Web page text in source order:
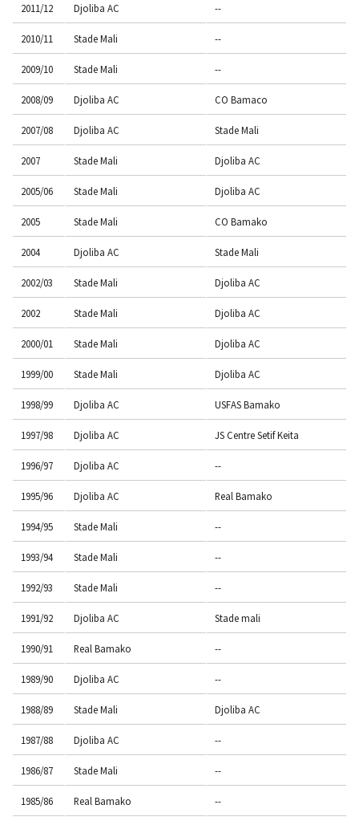
2011/12 Djoliba AC --
2010/11 Stade Mali --
2009/10 Stade Mali --
2008/09 Djoliba AC CO Bamaco
2007/08 Djoliba AC Stade Mali
2007 Stade Mali Djoliba AC
2005/06 Stade Mali Djoliba AC
2005 Stade Mali CO Bamako
2004 Djoliba AC Stade Mali
2002/03 Stade Mali Djoliba AC
2002 Stade Mali Djoliba AC
2000/01 Stade Mali Djoliba AC
1999/00 Stade Mali Djoliba AC
1998/99 Djoliba AC USFAS Bamako
1997/98 Djoliba AC JS Centre Setif Keita
1996/97 Djoliba AC --
1995/96 Djoliba AC Real Bamako
1994/95 Stade Mali --
1993/94 Stade Mali --
1992/93 Stade Mali --
1991/92 Djoliba AC Stade mali
1990/91 Real Bamako --
1989/90 Djoliba AC --
1988/89 Stade Mali Djoliba AC
1987/88 Djoliba AC --
1986/87 Stade Mali --
1985/86 Real Bamako --